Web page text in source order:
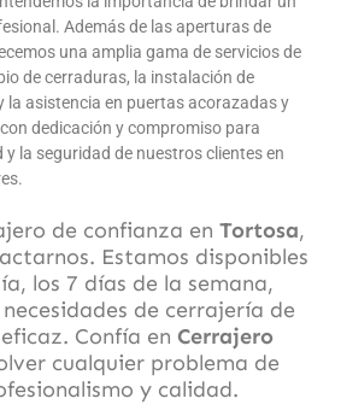
Además de las aperturas de
una amplia gama de servicios de
de cerraduras, la instalación de
la asistencia en puertas acorazadas y
dedicación y compromiso para
la seguridad de nuestros clientes en
de confianza en Tortosa,
Estamos disponibles
los 7 días de la semana,
de cerrajería de
Confía en Cerrajero
cualquier problema de
y calidad.